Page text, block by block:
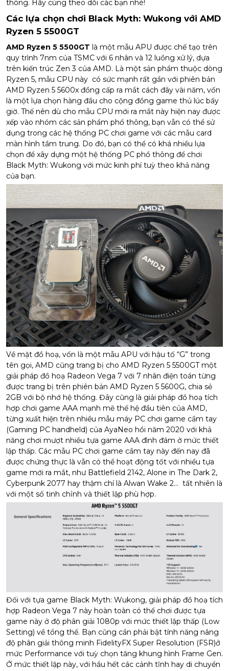
thông. Hãy cùng theo dõi các bạn nhé!
Các lựa chọn chơi Black Myth: Wukong với AMD
Ryzen 5 5500GT
AMD Ryzen 5 5500GT là một mẫu APU được chế tạo trên
quy trình 7nm của TSMC với 6 nhân và 12 luồng xử lý, dựa
trên kiến trúc Zen 3 của AMD. Là một sản phẩm thuộc dòng
Ryzen 5, mẫu CPU này có sức mạnh rất gần với phiên bản
AMD Ryzen 5 5600x đồng cấp ra mắt cách đây vài năm, vốn
là một lựa chọn hàng đầu cho cộng đồng game thủ lúc bấy
giờ. Thế nên dù cho mẫu CPU mới ra mắt này hiện nay được
xếp vào nhóm các sản phẩm phổ thông, bạn vẫn có thể sử
dụng trong các hệ thống PC chơi game với các mẫu card
màn hình tầm trung. Do đó, bạn có thể có khá nhiều lựa
chọn để xây dựng một hệ thống PC phổ thông để chơi
Black Myth: Wukong với mức kinh phí tuỳ theo khả năng
của bạn.
Về mặt đồ hoạ, vốn là một mẫu APU với hậu tố “G” trong
tên gọi, AMD cũng trang bị cho AMD Ryzen 5 5500GT một
giải pháp đồ hoạ Radeon Vega 7 với 7 nhân điện toán từng
được trang bị trên phiên bản AMD Ryzen 5 5600G, chia sẻ
2GB với bộ nhớ hệ thống. Đây cũng là giải pháp đồ hoạ tích
hợp chơi game AAA mạnh mẽ thế hệ đầu tiên của AMD,
từng xuất hiện trên nhiều mẫu máy PC chơi game cầm tay
(Gaming PC handheld) của AyaNeo hồi năm 2020 với khả
năng chơi mượt nhiều tựa game AAA đình đám ở mức thiết
lập thấp. Các mẫu PC chơi game cầm tay này đến nay đã
được chứng thực là vẫn có thể hoạt động tốt với nhiều tựa
game mới ra mắt, như Battlefield 2142, Alone in The Dark 2,
Cyberpunk 2077 hay thậm chí là Alwan Wake 2… tất nhiên là
với một số tinh chỉnh và thiết lập phù hợp.
Đối với tựa game Black Myth: Wukong, giải pháp đồ hoạ tích
hợp Radeon Vega 7 này hoàn toàn có thể chơi được tựa
game này ở độ phân giải 1080p với mức thiết lập thấp (Low
Setting) về tổng thể. Bạn cũng cần phải bật tính năng nâng
độ phân giải thông minh FidelityFX Super Resolution (FSR)ở
mức Performance với tuỳ chọn tăng khung hình Frame Gen.
Ở mức thiết lập này, với hầu hết các cảnh tĩnh hay di chuyển